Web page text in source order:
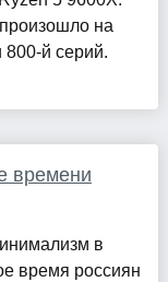
на
800-й серий.
времени
в
время россиян